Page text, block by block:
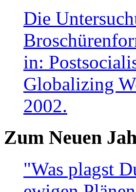
Die
in:
Globalizing
2002.
Zum Neuen
"Was plagst